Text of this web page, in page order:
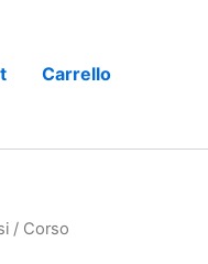
Carrello
/ Corso